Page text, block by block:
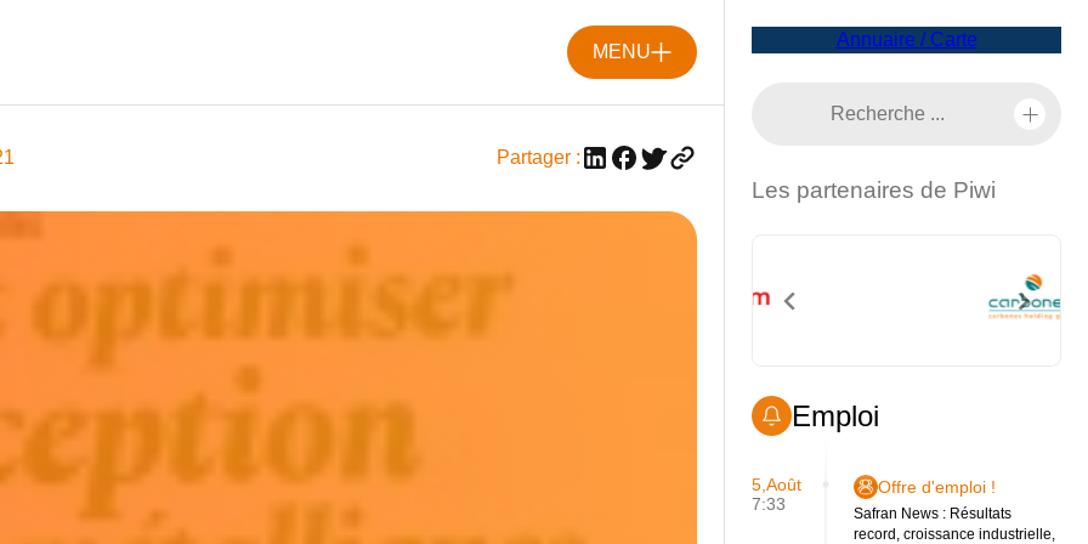
MENU
Partager :
Annuaire / Carte
Les partenaires de Piwi
Emploi
5,Août
7:33
Offre d'emploi !
Safran News : Résultats
record, croissance industrielle,